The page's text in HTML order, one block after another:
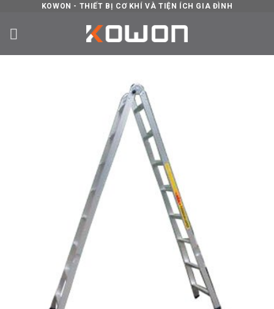
content
KOWON - THIẾT BỊ CƠ KHÍ VÀ TIỆN ÍCH GIA ĐÌNH